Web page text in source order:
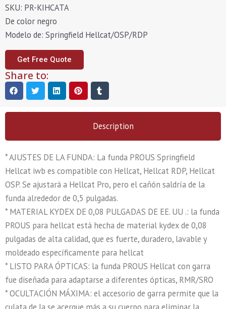
SKU: PR-KIHCATA
De color negro
Modelo de: Springfield Hellcat/OSP/RDP
Get Free Quote
Share to:
Description
* AJUSTES DE LA FUNDA: La funda PROUS Springfield
Hellcat iwb es compatible con Hellcat, Hellcat RDP, Hellcat
OSP. Se ajustará a Hellcat Pro, pero el cañón saldría de la
funda alrededor de 0,5 pulgadas.
* MATERIAL KYDEX DE 0,08 PULGADAS DE EE. UU .: la funda
PROUS para hellcat está hecha de material kydex de 0,08
pulgadas de alta calidad, que es fuerte, duradero, lavable y
moldeado específicamente para hellcat
* LISTO PARA ÓPTICAS: la funda PROUS Hellcat con garra
fue diseñada para adaptarse a diferentes ópticas, RMR/SRO
* OCULTACIÓN MÁXIMA: el accesorio de garra permite que la